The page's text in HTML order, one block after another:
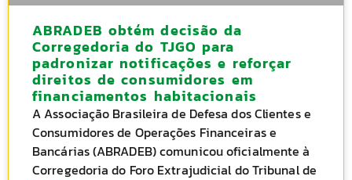
ABRADEB obtém decisão da
Corregedoria do TJGO para
padronizar notificações e reforçar
direitos de consumidores em
financiamentos habitacionais
A Associação Brasileira de Defesa dos Clientes e
Consumidores de Operações Financeiras e
Bancárias (ABRADEB) comunicou oficialmente à
Corregedoria do Foro Extrajudicial do Tribunal de